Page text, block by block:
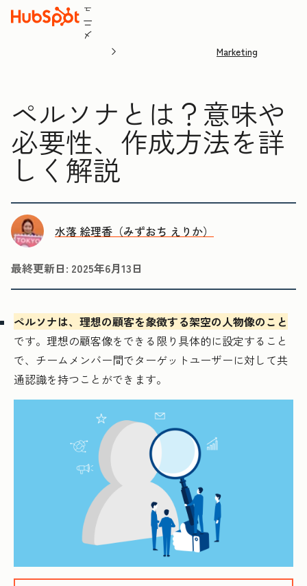
メ
ニ
ュ
Marketing
ペルソナとは？意味や
必要性、作成方法を詳
しく解説
水落 絵理香（みずおち えりか）
最終更新日: 2025年6月13日
ペルソナは、理想の顧客を象徴する架空の人物像のこと
です。理想の顧客像をできる限り具体的に設定すること
で、チームメンバー間でターゲットユーザーに対して共
通認識を持つことができます。